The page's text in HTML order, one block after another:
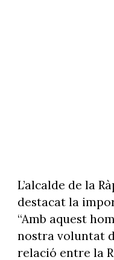
L’alcalde de la
destacat la
“Amb aquest
nostra voluntat
relació entre la